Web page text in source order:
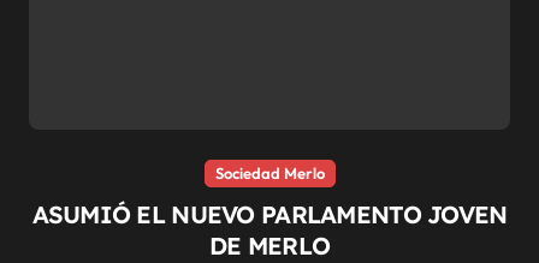
Sociedad Merlo
ASUMIÓ EL NUEVO PARLAMENTO JOVEN
DE MERLO